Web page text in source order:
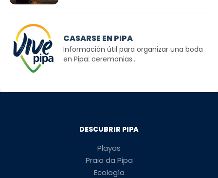
CASARSE EN PIPA
Información útil para organizar una boda
en Pipa: ceremonias...
DESCUBRIR PIPA
Playas
Praia da Pipa
Ecología